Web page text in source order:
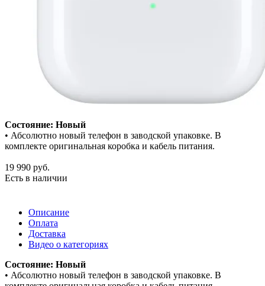
Состояние: Новый
• Абсолютно новый телефон в заводской упаковке. В
комплекте оригинальная коробка и кабель питания.
19 990 руб.
Есть в наличии
Описание
Оплата
Доставка
Видео о категориях
Состояние: Новый
• Абсолютно новый телефон в заводской упаковке. В